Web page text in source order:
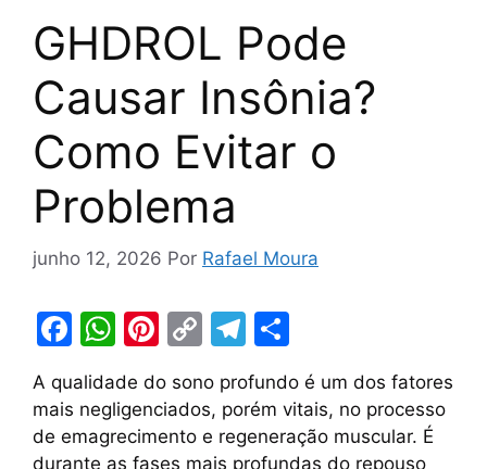
GHDROL Pode
Causar Insônia?
Como Evitar o
Problema
junho 12, 2026 Por Rafael Moura
F
a
c
e
W
h
at
s
Pi
er
e
C
p
y
T
el
e
gr
ar
e
A qualidade do sono profundo é um dos fatores
mais negligenciados, porém vitais, no processo
de emagrecimento e regeneração muscular. É
durante as fases mais profundas do repouso